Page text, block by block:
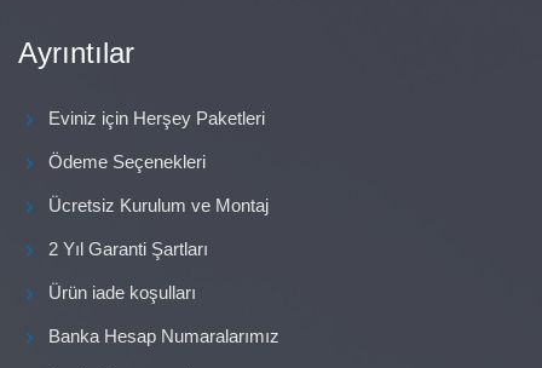
Ayrıntılar
Eviniz için Herşey Paketleri
Ödeme Seçenekleri
Ücretsiz Kurulum ve Montaj
2 Yıl Garanti Şartları
Ürün iade koşulları
Banka Hesap Numaralarımız